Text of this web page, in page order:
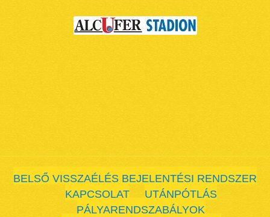
BELSŐ VISSZAÉLÉS BEJELENTÉSI RENDSZER
KAPCSOLAT
UTÁNPÓTLÁS
PÁLYARENDSZABÁLYOK